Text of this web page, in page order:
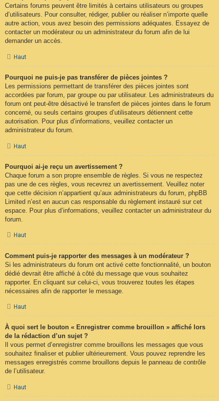
Certains forums peuvent être limités à certains utilisateurs ou groupes
d’utilisateurs. Pour consulter, rédiger, publier ou réaliser n’importe quelle
autre action, vous avez besoin des permissions adéquates. Essayez de
contacter un modérateur ou un administrateur du forum afin de lui
demander un accès.
Haut
Pourquoi ne puis-je pas transférer de pièces jointes ?
Les permissions permettant de transférer des pièces jointes sont
accordées par forum, par groupe ou par utilisateur. Les administrateurs du
forum ont peut-être désactivé le transfert de pièces jointes dans le forum
concerné, ou seuls certains groupes d’utilisateurs détiennent cette
autorisation. Pour plus d’informations, veuillez contacter un
administrateur du forum.
Haut
Pourquoi ai-je reçu un avertissement ?
Chaque forum a son propre ensemble de règles. Si vous ne respectez
pas une de ces règles, vous recevrez un avertissement. Veuillez noter
que cette décision n’appartient qu’aux administrateurs du forum, phpBB
Limited n’est en aucun cas responsable du règlement instauré sur cet
espace. Pour plus d’informations, veuillez contacter un administrateur du
forum.
Haut
Comment puis-je rapporter des messages à un modérateur ?
Si les administrateurs du forum ont activé cette fonctionnalité, un bouton
dédié devrait être affiché à côté du message que vous souhaitez
rapporter. En cliquant sur celui-ci, vous trouverez toutes les étapes
nécessaires afin de rapporter le message.
Haut
À quoi sert le bouton « Enregistrer comme brouillon » affiché lors
de la rédaction d’un sujet ?
Il vous permet d’enregistrer comme brouillons les messages que vous
souhaitez finaliser et publier ultérieurement. Vous pouvez reprendre les
messages enregistrés comme brouillons depuis le panneau de contrôle
de l’utilisateur.
Haut